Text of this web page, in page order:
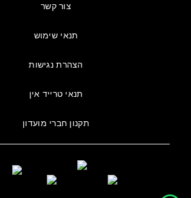
צור קשר
תנאי שימוש
הצהרת נגישות
תנאי טרייד אין
תקנון חברי מועדון